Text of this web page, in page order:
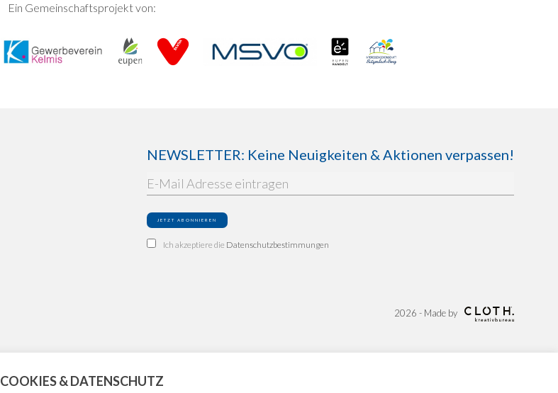
Ein Gemeinschaftsprojekt von:
NEWSLETTER: Keine Neuigkeiten & Aktionen verpassen!
Ich akzeptiere die Datenschutzbestimmungen
2026 - Made by
COOKIES & DATENSCHUTZ